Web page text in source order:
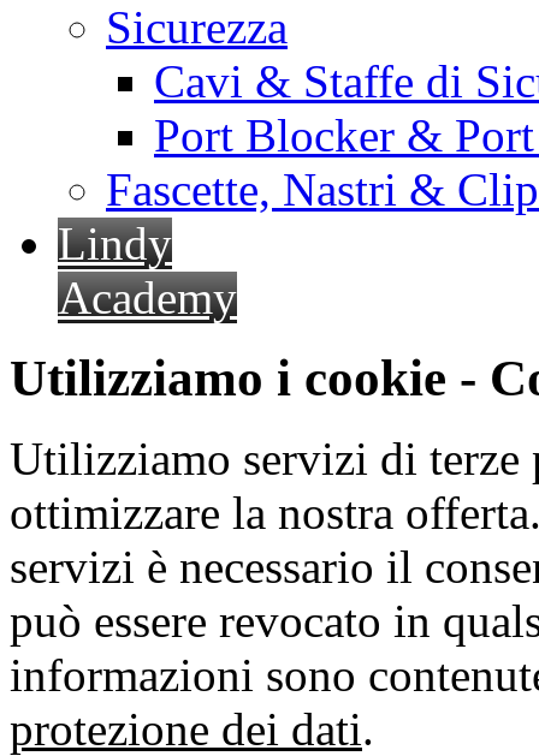
Sicurezza
Cavi & Staffe di
Port Blocker &
Fascette, Nastri &
Lindy
Academy
Utilizziamo i cookie -
Utilizziamo servizi di terze
ottimizzare la nostra
servizi è necessario il
può essere revocato in
informazioni sono
protezione dei dati.